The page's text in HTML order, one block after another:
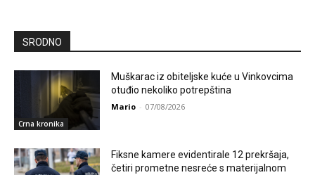
SRODNO
Crna kronika
Muškarac iz obiteljske kuće u Vinkovcima
otuđio nekoliko potrepština
Mario - 07/08/2026
Fiksne kamere evidentirale 12 prekršaja,
četiri prometne nesreće s materijalnom